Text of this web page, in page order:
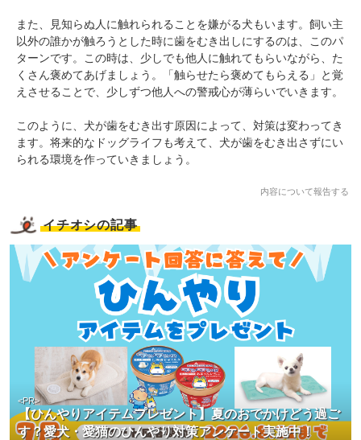
また、見知らぬ人に触れられることを嫌がる犬もいます。飼い主
以外の誰かが触ろうとした時に歯をむき出しにするのは、このパ
ターンです。この時は、少しでも他人に触れてもらいながら、た
くさん褒めてあげましょう。「触らせたら褒めてもらえる」と覚
えさせることで、少しずつ他人への警戒心が薄らいでいきます。
このように、犬が歯をむき出す原因によって、対策は変わってき
ます。将来的なドッグライフも考えて、犬が歯をむき出さずにい
られる環境を作っていきましょう。
内容について報告する
イチオシの記事
【ひんやりアイテムプレゼント】夏のおでかけどう過ご
す？愛犬・愛猫のひんやり対策アンケート実施中！
<PR>